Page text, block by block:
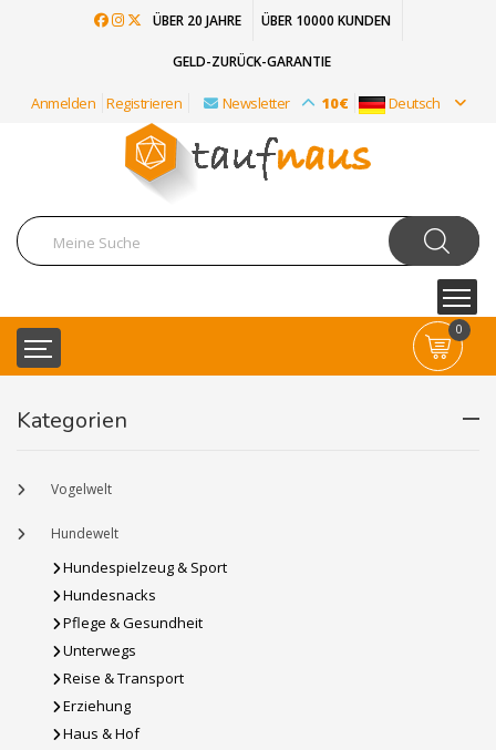
ÜBER 20 JAHRE ÜBER 10000 KUNDEN
GELD-ZURÜCK-GARANTIE
Anmelden Registrieren Newsletter 10€ Deutsch
0
Kategorien
Vogelwelt
Hundewelt
Hundespielzeug & Sport
Hundesnacks
Pflege & Gesundheit
Unterwegs
Reise & Transport
Erziehung
Haus & Hof